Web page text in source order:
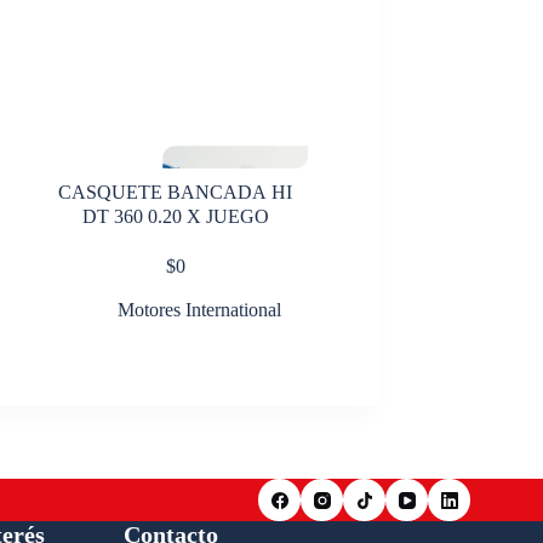
CASQUETE BANCADA HI
DT 360 0.20 X JUEGO
$0
Motores International
Contacto